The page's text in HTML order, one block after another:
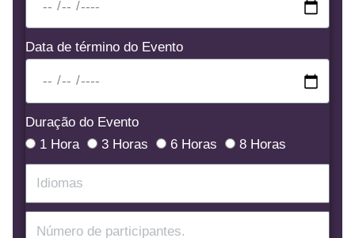
Data de término do Evento
Duração do Evento
1 Hora
3 Horas 6 Horas 8 Horas